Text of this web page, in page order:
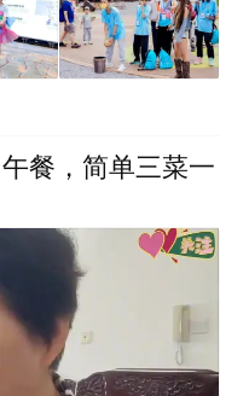
餐，简单三菜一